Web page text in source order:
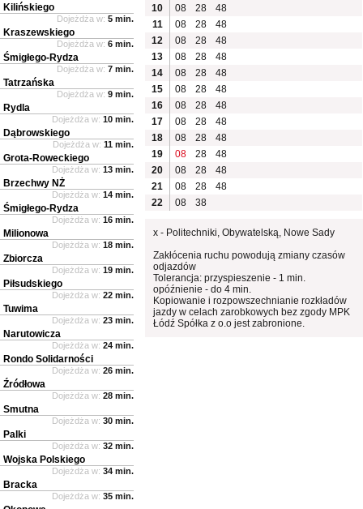
10
08 28
48
11
08 28
48
12
08 28
48
13
08 28
48
14
08 28
48
15
08 28
48
16
08 28
48
17
08 28
48
18
08 28
48
19
08 28
48
20
08 28
48
21
08 28
48
22
08 38
x - Politechniki, Obywatelską, Nowe Sady
Zakłócenia ruchu powodują zmiany czasów
odjazdów
Tolerancja: przyspieszenie - 1 min.
opóźnienie - do 4 min.
Kopiowanie i rozpowszechnianie rozkładów
jazdy w celach zarobkowych bez zgody MPK
Łódź Spółka z o.o jest zabronione.
Kilińskiego
Dojeżdża w: 5 min.
Kraszewskiego
Dojeżdża w: 6 min.
Śmigłego-Rydza
Dojeżdża w: 7 min.
Tatrzańska
Dojeżdża w: 9 min.
Rydla
Dojeżdża w: 10 min.
Dąbrowskiego
Dojeżdża w: 11 min.
Grota-Roweckiego
Dojeżdża w: 13 min.
Brzechwy NŻ
Dojeżdża w: 14 min.
Śmigłego-Rydza
Dojeżdża w: 16 min.
Milionowa
Dojeżdża w: 18 min.
Zbiorcza
Dojeżdża w: 19 min.
Piłsudskiego
Dojeżdża w: 22 min.
Tuwima
Dojeżdża w: 23 min.
Narutowicza
Dojeżdża w: 24 min.
Rondo Solidarności
Dojeżdża w: 26 min.
Źródłowa
Dojeżdża w: 28 min.
Smutna
Dojeżdża w: 30 min.
Palki
Dojeżdża w: 32 min.
Wojska Polskiego
Dojeżdża w: 34 min.
Bracka
Dojeżdża w: 35 min.